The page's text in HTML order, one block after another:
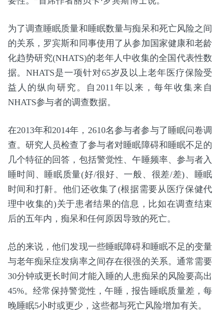
为了调查睡眠质量和睡眠数量与痴呆和死亡风险之间
的关系，罗宾斯和同事使用了从参加国家健康和老龄
化趋势研究(NHATS)的老年人中收集的全国代表性数
据。NHATS是一项针对65岁及以上老年医疗保险受
益人的纵向研究。自2011年以来，每年收集来自
NHATS参与者的调查数据。
在2013年和2014年，2610名参与者参与了睡眠问卷调
查。研究人员检查了参与者对睡眠障碍和睡眠不足的
几个特征的回答，包括警觉性、午睡频率、参与者入
睡时间、睡眠质量(好/很好、一般、很差/差)、睡眠
时间和打鼾。他们还收集了(根据需要从医疗保健代
理中收集的)关于患者结果的信息，比如在调查结束
后的五年内，痴呆和任何原因导致的死亡。
总的来说，他们发现一些睡眠障碍和睡眠不足的变量
与老年痴呆症发病率之间存在很强的关系。通常需要
30分钟或更长时间才能入睡的人患痴呆的风险要高出
45%。经常保持警觉性，午睡，报告睡眠质量差，每
晚睡眠5小时或更少，这些都与死亡风险增加有关。